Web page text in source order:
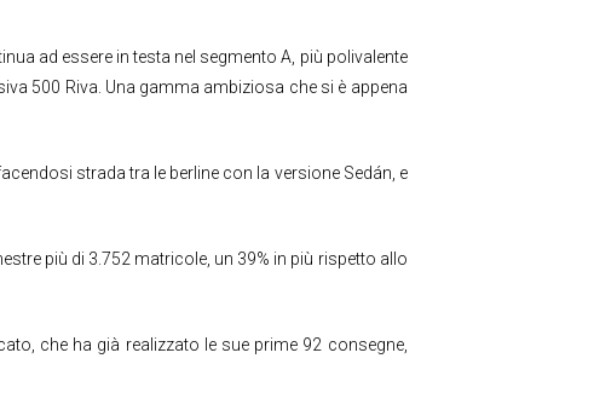
ad essere in testa nel segmento A, più polivalente
500 Riva. Una gamma ambiziosa che si è appena
strada tra le berline con la versione Sedán, e
più di 3.752 matricole, un 39% in più rispetto allo
che ha già realizzato le sue prime 92 consegne,